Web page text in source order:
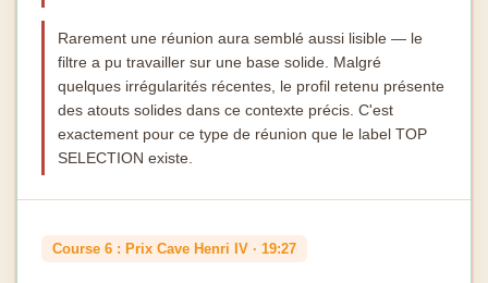
Rarement une réunion aura semblé aussi lisible — le
filtre a pu travailler sur une base solide. Malgré
quelques irrégularités récentes, le profil retenu présente
des atouts solides dans ce contexte précis. C'est
exactement pour ce type de réunion que le label TOP
SELECTION existe.
Course 6 : Prix Cave Henri IV · 19:27